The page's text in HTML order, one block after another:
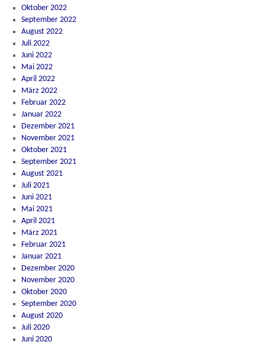
Oktober 2022
September 2022
August 2022
Juli 2022
Juni 2022
Mai 2022
April 2022
März 2022
Februar 2022
Januar 2022
Dezember 2021
November 2021
Oktober 2021
September 2021
August 2021
Juli 2021
Juni 2021
Mai 2021
April 2021
März 2021
Februar 2021
Januar 2021
Dezember 2020
November 2020
Oktober 2020
September 2020
August 2020
Juli 2020
Juni 2020